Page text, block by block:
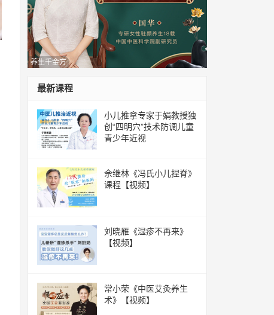
养生千金方
最新课程
小儿推拿专家于娟教授独
创“四明穴”技术防调儿童
青少年近视
佘继林《冯氏小儿捏脊》
课程【视频】
刘晓雁《湿疹不再来》
【视频】
常小荣《中医艾灸养生
术》【视频】